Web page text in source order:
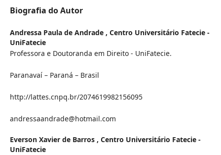
Biografia do Autor
Andressa Paula de Andrade , Centro Universitário Fatecie -
UniFatecie
Professora e Doutoranda em Direito - UniFatecie.
Paranavaí – Paraná – Brasil
http://lattes.cnpq.br/2074619982156095
andressaandrade@hotmail.com
Everson Xavier de Barros , Centro Universitário Fatecie -
UniFatecie